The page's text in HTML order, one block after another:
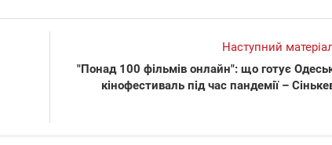
Наступний
"Понад 100 фільмів онлайн": що готує
кінофестиваль під час пандемії –